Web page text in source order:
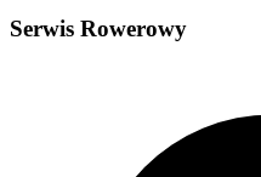
Serwis Rowerowy